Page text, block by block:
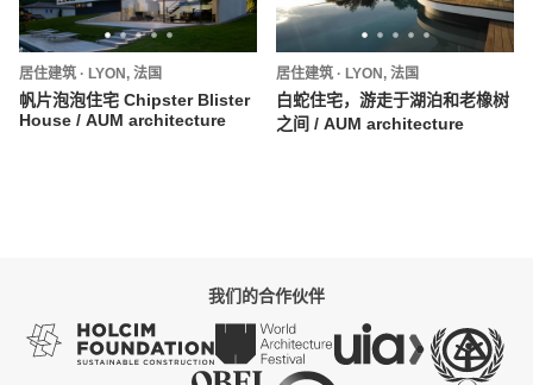
居住建筑 · LYON, 法国
帆片泡泡住宅 Chipster Blister
House / AUM architecture
居住建筑 · LYON, 法国
白蛇住宅，游走于湖泊和老橡树
之间 / AUM architecture